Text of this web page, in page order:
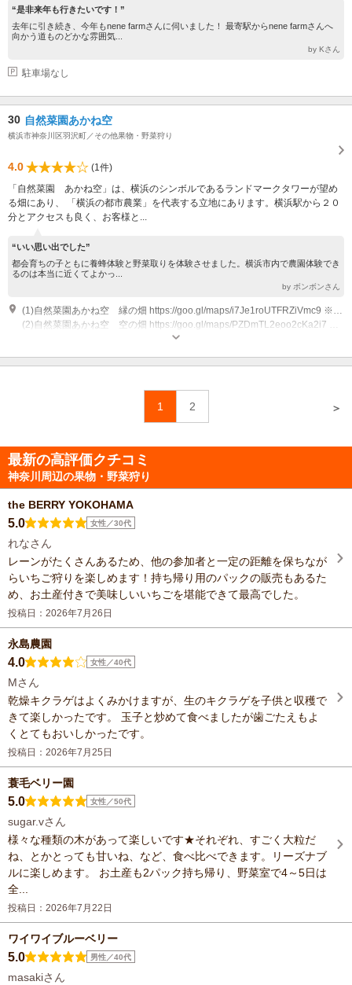
“是非来年も行きたいです！”
去年に引き続き、今年もnene farmさんに伺いました！ 最寄駅からnene farmさんへ
向かう道ものどかな雰囲気...
by Kさん
駐車場なし
30 自然菜園あかね空
横浜市神奈川区羽沢町／その他果物・野菜狩り
4.0
(1件)
「自然菜園 あかね空」は、横浜のシンボルであるランドマークタワーが望め
る畑にあり、 「横浜の都市農業」を代表する立地にあります。横浜駅から２０
分とアクセスも良く、お客様と...
“いい思い出でした”
都会育ちの子ともに養蜂体験と野菜取りを体験させました。横浜市内で農園体験でき
るのは本当に近くてよかっ...
by ボンボンさん
(1)自然菜園あかね空 縁の畑 https://goo.gl/maps/i7Je1roUTFRZiVmc9 ※農地はわかりにくいため、Google Mapをできるだけご利用ください※ 横浜市神奈川区羽沢町56－１ ①横浜駅西口から相鉄バス（浜1、13）または横浜市営バス（44系統、83系統）約15分：峰沢団地前下車。徒歩5分 ②相鉄線「上星川駅」から相鉄バス（浜13）約15分：峰沢団地前下車。徒歩5分 ③電車：相鉄線「羽沢横浜国大駅」から徒歩約20分 ④横浜駅西口からタクシー￥1200～1500 ⑤車：「羽沢IC」から約5分 ※駐車スペースに限りがありますので、事前連絡をお願い致します※ ※小さなお子様やお身体の不自由な方を優先することがあります※
1 2 ＞
最新の高評価クチコミ
神奈川周辺の果物・野菜狩り
the BERRY YOKOHAMA
5.0 女性／30代
れなさん
レーンがたくさんあるため、他の参加者と一定の距離を保ちなが
らいちご狩りを楽しめます！持ち帰り用のパックの販売もあるた
め、お土産付きで美味しいいちごを堪能できて最高でした。
投稿日：2026年7月26日
永島農園
4.0 女性／40代
Mさん
乾燥キクラゲはよくみかけますが、生のキクラゲを子供と収穫で
きて楽しかったです。 玉子と炒めて食べましたが歯ごたえもよ
くとてもおいしかったです。
投稿日：2026年7月25日
蓑毛ベリー園
5.0 女性／50代
sugar.vさん
様々な種類の木があって楽しいです★それぞれ、すごく大粒だ
ね、とかとっても甘いね、など、食べ比べできます。リーズナブ
ルに楽しめます。 お土産も2パック持ち帰り、野菜室で4～5日は
全...
投稿日：2026年7月22日
ワイワイブルーベリー
5.0 男性／40代
masakiさん